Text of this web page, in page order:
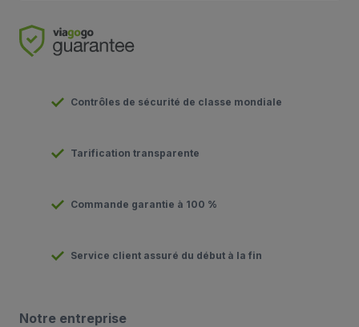
Contrôles de sécurité de classe mondiale
Tarification transparente
Commande garantie à 100 %
Service client assuré du début à la fin
Notre entreprise